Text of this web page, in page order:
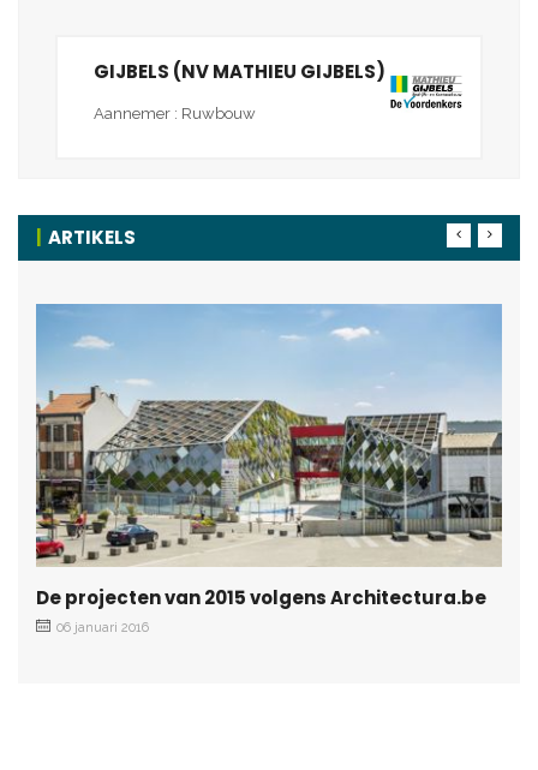
GIJBELS (NV MATHIEU GIJBELS)
Aannemer : Ruwbouw
ARTIKELS
De projecten van 2015 volgens Architectura.be
06 januari 2016